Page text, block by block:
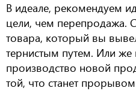
В идеале, рекомендуем
цели, чем перепродажа.
товара, который вы
тернистым путем. Или же
производство новой
той, что станет